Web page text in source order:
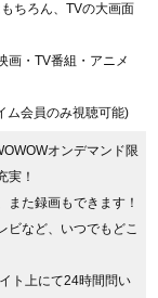
ちろん、TVの大画面
画・TV番組・アニメ
ム会員のみ視聴可能)
オンデマンド限
実！
また録画もできます！
ビなど、いつでもどこ
ト上にて24時間問い